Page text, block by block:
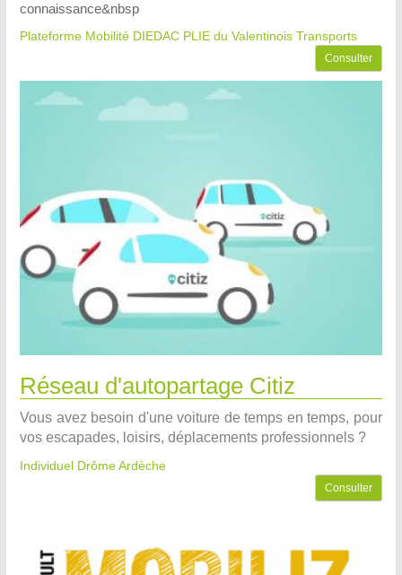
connaissance&nbsp
Plateforme Mobilité DIEDAC PLIE du Valentinois Transports
Consulter
Réseau d'autopartage Citiz
Vous avez besoin d'une voiture de temps en temps, pour
vos escapades, loisirs, déplacements professionnels ?
Individuel Drôme Ardèche
Consulter